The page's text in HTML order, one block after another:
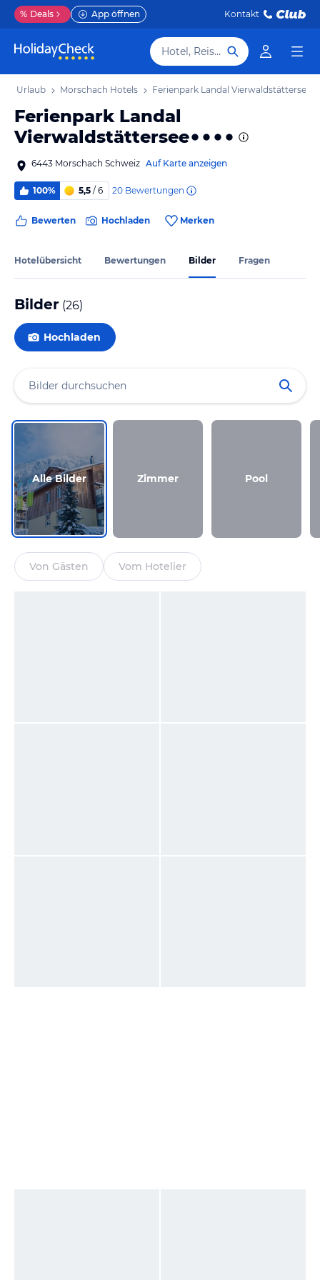
% Deals App öffnen Kontakt
Hotel, Reiseziel
Urlaub Morschach Hotels Ferienpark Landal Vierwaldstättersee
Ferienpark Landal
Vierwaldstättersee
6443 Morschach Schweiz Auf Karte anzeigen
100% 5,5 / 6 20 Bewertungen
Bewerten Hochladen Merken
Hotelübersicht Bewertungen Bilder Fragen
Bilder (26)
Hochladen
Alle Bilder Zimmer Pool
Von Gästen Vom Hotelier